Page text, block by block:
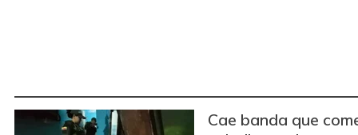
Cae banda que